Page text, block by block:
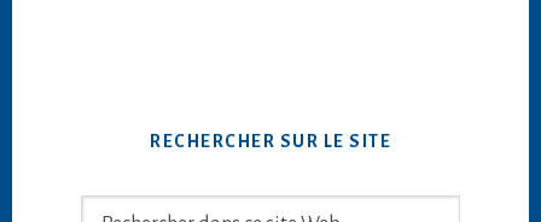
RECHERCHER SUR LE SITE
Rechercher